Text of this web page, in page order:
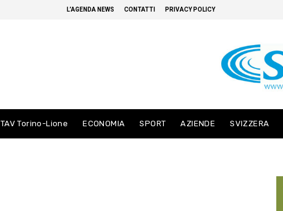
L’AGENDA NEWS CONTATTI PRIVACY POLICY
TAV Torino-Lione ECONOMIA SPORT AZIENDE SVIZZERA